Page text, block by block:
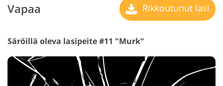
Vapaa Rikkoutunut lasi
Säröillä oleva lasipeite #11 "Murk"